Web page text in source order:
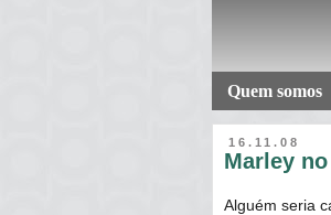
Quem somos
16.11.08
Marley
Alguém seria